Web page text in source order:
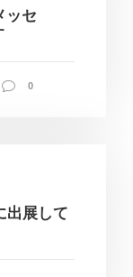
ッセ
0
出展して